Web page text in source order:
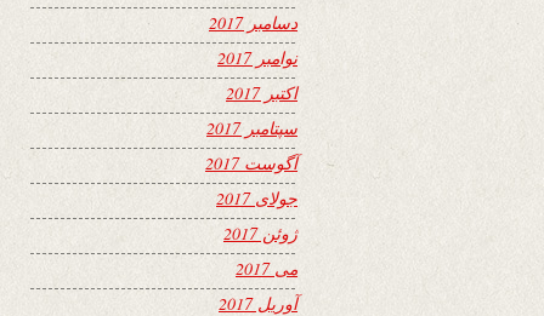
دسامبر 2017
نوامبر 2017
اکتبر 2017
سپتامبر 2017
آگوست 2017
جولای 2017
ژوئن 2017
می 2017
آوریل 2017